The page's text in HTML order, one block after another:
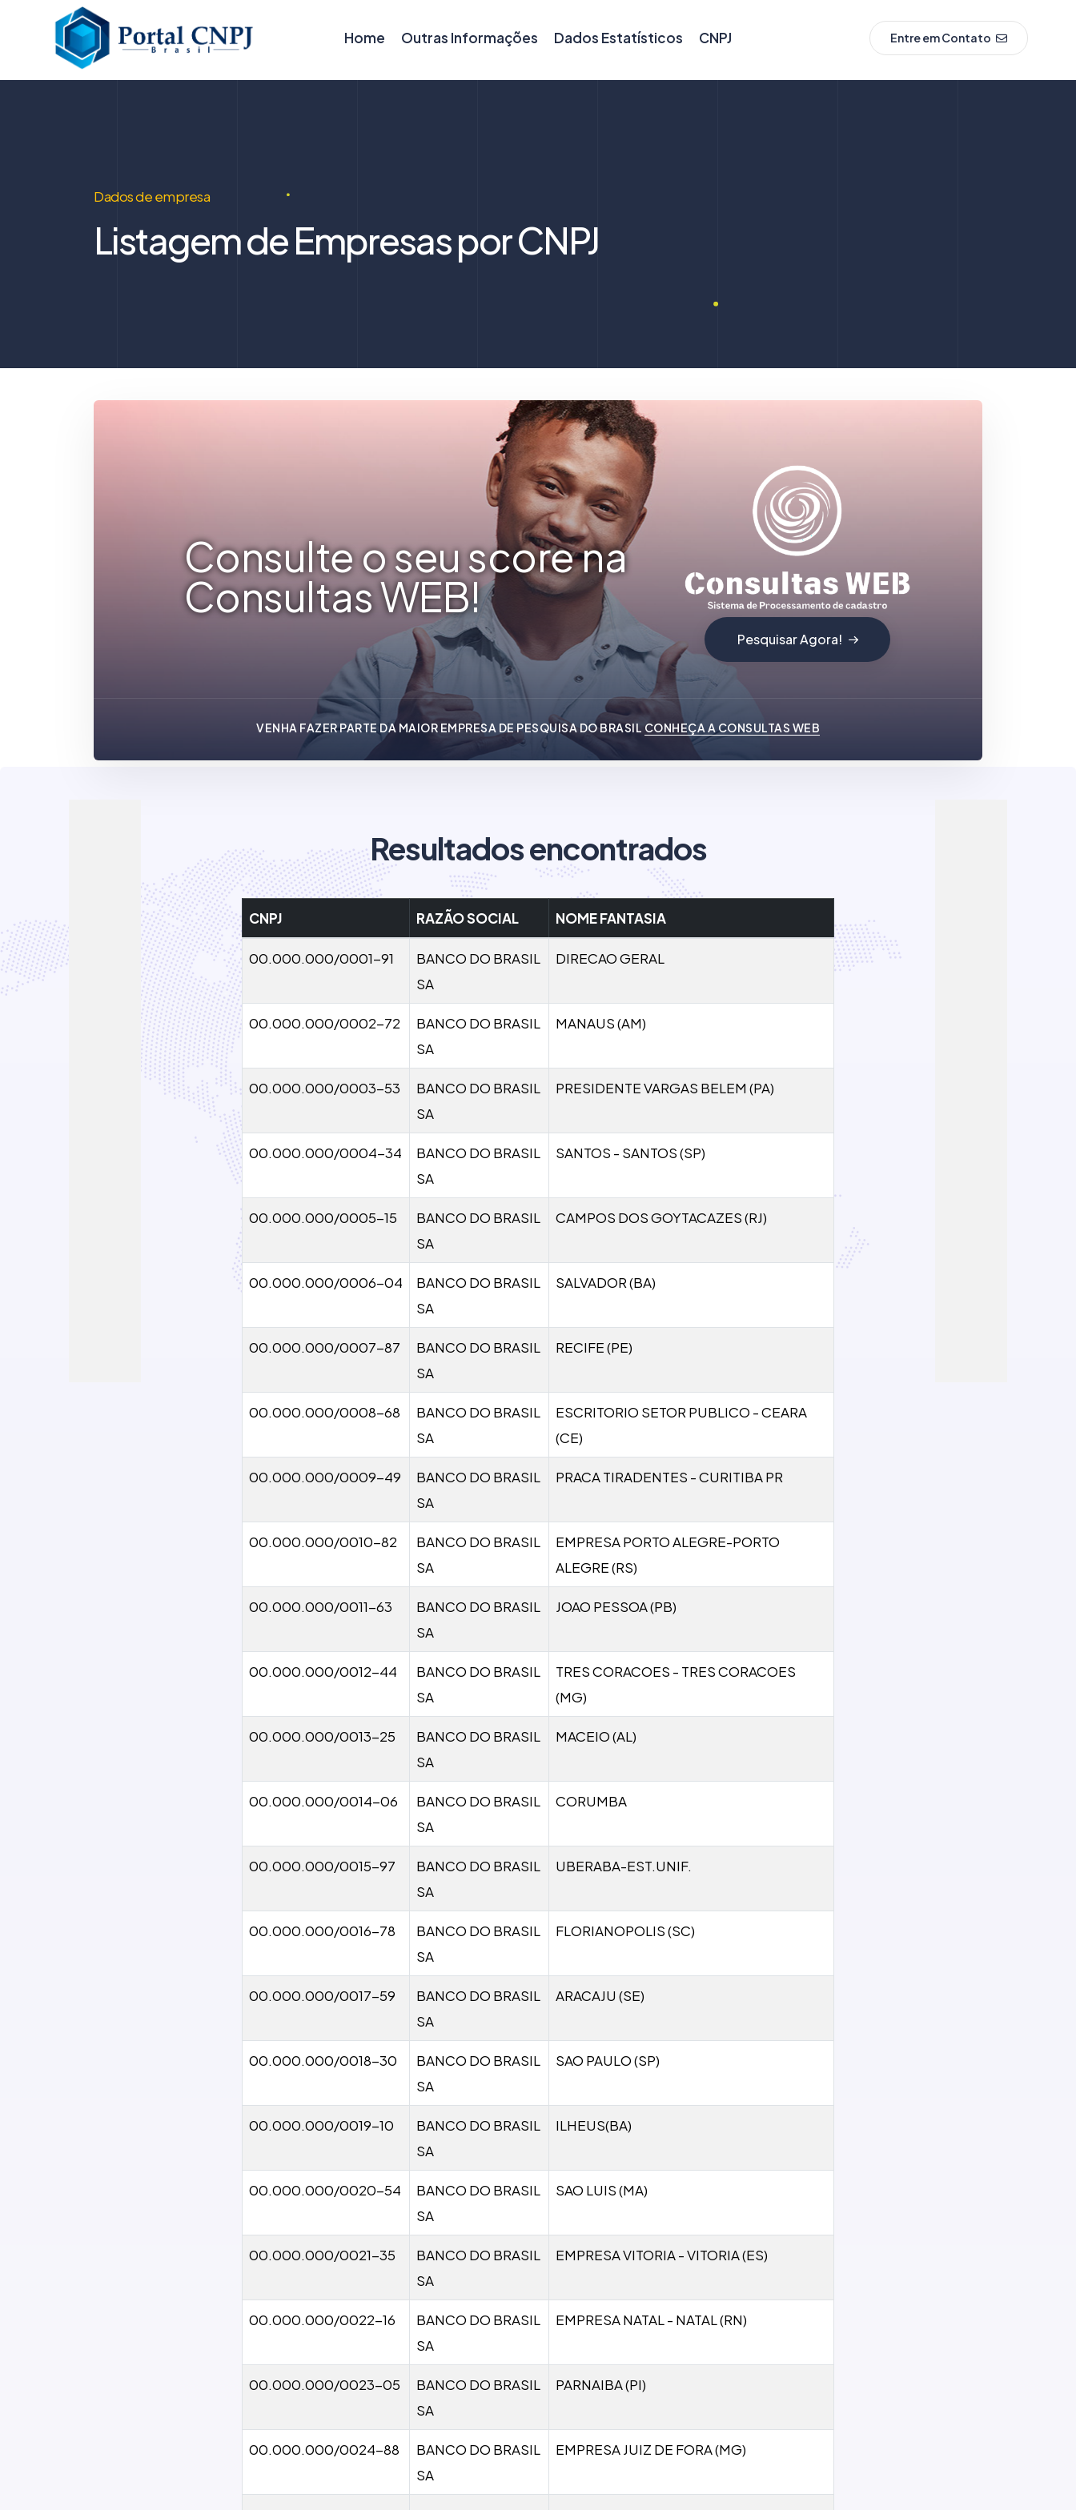
Home Outras Informações Dados Estatísticos CNPJ Entre em Contato
Dados de empresa
Listagem de Empresas por CNPJ
Consulte o seu score na
Consultas WEB!
Pesquisar Agora!
VENHA FAZER PARTE DA MAIOR EMPRESA DE PESQUISA DO BRASIL CONHEÇA A CONSULTAS WEB
Resultados encontrados
CNPJ RAZÃO SOCIAL NOME FANTASIA
00.000.000/0001-91
BANCO DO BRASIL
SA
DIRECAO GERAL
00.000.000/0002-72
BANCO DO BRASIL
SA
MANAUS (AM)
00.000.000/0003-53
BANCO DO BRASIL
SA
PRESIDENTE VARGAS BELEM (PA)
00.000.000/0004-34
BANCO DO BRASIL
SA
SANTOS - SANTOS (SP)
00.000.000/0005-15
BANCO DO BRASIL
SA
CAMPOS DOS GOYTACAZES (RJ)
00.000.000/0006-04
BANCO DO BRASIL
SA
SALVADOR (BA)
00.000.000/0007-87
BANCO DO BRASIL
SA
RECIFE (PE)
00.000.000/0008-68
BANCO DO BRASIL
SA
ESCRITORIO SETOR PUBLICO - CEARA
(CE)
00.000.000/0009-49
BANCO DO BRASIL
SA
PRACA TIRADENTES - CURITIBA PR
00.000.000/0010-82
BANCO DO BRASIL
SA
EMPRESA PORTO ALEGRE-PORTO
ALEGRE (RS)
00.000.000/0011-63
BANCO DO BRASIL
SA
JOAO PESSOA (PB)
00.000.000/0012-44
BANCO DO BRASIL
SA
TRES CORACOES - TRES CORACOES
(MG)
00.000.000/0013-25
BANCO DO BRASIL
SA
MACEIO (AL)
00.000.000/0014-06
BANCO DO BRASIL
SA
CORUMBA
00.000.000/0015-97
BANCO DO BRASIL
SA
UBERABA-EST.UNIF.
00.000.000/0016-78
BANCO DO BRASIL
SA
FLORIANOPOLIS (SC)
00.000.000/0017-59
BANCO DO BRASIL
SA
ARACAJU (SE)
00.000.000/0018-30
BANCO DO BRASIL
SA
SAO PAULO (SP)
00.000.000/0019-10
BANCO DO BRASIL
SA
ILHEUS(BA)
00.000.000/0020-54
BANCO DO BRASIL
SA
SAO LUIS (MA)
00.000.000/0021-35
BANCO DO BRASIL
SA
EMPRESA VITORIA - VITORIA (ES)
00.000.000/0022-16
BANCO DO BRASIL
SA
EMPRESA NATAL - NATAL (RN)
00.000.000/0023-05
BANCO DO BRASIL
SA
PARNAIBA (PI)
00.000.000/0024-88
BANCO DO BRASIL
SA
EMPRESA JUIZ DE FORA (MG)